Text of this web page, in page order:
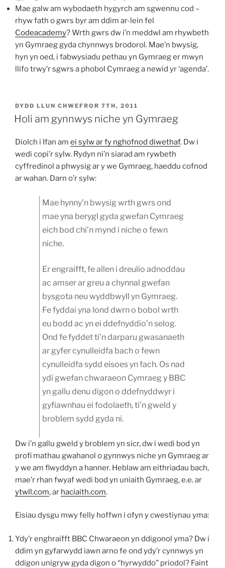
Mae galw am wybodaeth hygyrch am sgwennu cod –
rhyw fath o gwrs byr am ddim ar-lein fel
Codeacademy? Wrth gwrs dw i’n meddwl am rhywbeth
yn Gymraeg gyda chynnwys brodorol. Mae’n bwysig,
hyn yn oed, i fabwysiadu pethau yn Gymraeg er mwyn
llifo trwy’r sgwrs a phobol Cymraeg a newid yr ‘agenda’.
COFNODWYD
AR
DYDD LLUN CHWEFROR 7TH, 2011
Holi am gynnwys niche yn Gymraeg
Diolch i Ifan am ei sylw ar fy nghofnod diwethaf. Dw i
wedi copi’r sylw. Rydyn ni’n siarad am rywbeth
cyffredinol a phwysig ar y we Gymraeg, haeddu cofnod
ar wahan. Darn o’r sylw:
Mae hynny’n bwysig wrth gwrs ond
mae yna berygl gyda gwefan Cymraeg
eich bod chi’n mynd i niche o fewn
niche.
Er engraifft, fe allen i dreulio adnoddau
ac amser ar greu a chynnal gwefan
bysgota neu wyddbwyll yn Gymraeg.
Fe fyddai yna lond dwrn o bobol wrth
eu bodd ac yn ei ddefnyddio’n selog.
Ond fe fyddet ti’n darparu gwasanaeth
ar gyfer cynulleidfa bach o fewn
cynulleidfa sydd eisoes yn fach. Os nad
ydi gwefan chwaraeon Cymraeg y BBC
yn gallu denu digon o ddefnyddwyr i
gyfiawnhau ei fodolaeth, ti’n gweld y
broblem sydd gyda ni.
Dw i’n gallu gweld y broblem yn sicr, dw i wedi bod yn
profi mathau gwahanol o gynnwys niche yn Gymraeg ar
y we am flwyddyn a hanner. Heblaw am eithriadau bach,
mae’r rhan fwyaf wedi bod yn uniaith Gymraeg, e.e. ar
ytwll.com, ar haciaith.com.
Eisiau dysgu mwy felly hoffwn i ofyn y cwestiynau yma:
Ydy’r enghraifft BBC Chwaraeon yn ddigonol yma? Dw i
ddim yn gyfarwydd iawn arno fe ond ydy’r cynnwys yn
ddigon unigryw gyda digon o “hyrwyddo” priodol? Faint